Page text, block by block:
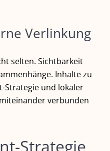
Verlinkung
selten. Sichtbarkeit
Inhalte zu
Strategie und lokaler
verbunden
Strategie